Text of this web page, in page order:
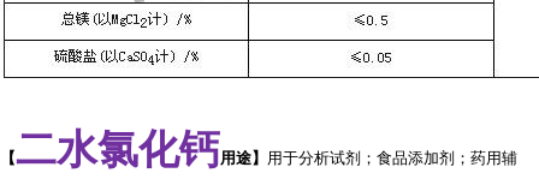
【二水氯化钙用途】 用于分析试剂；食品添加剂；药用辅